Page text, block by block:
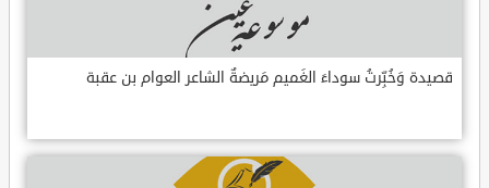
قصيدة وَخُبِّرتُ سوداءَ الغَميم مَريضةٌ الشاعر العوام بن عقبة